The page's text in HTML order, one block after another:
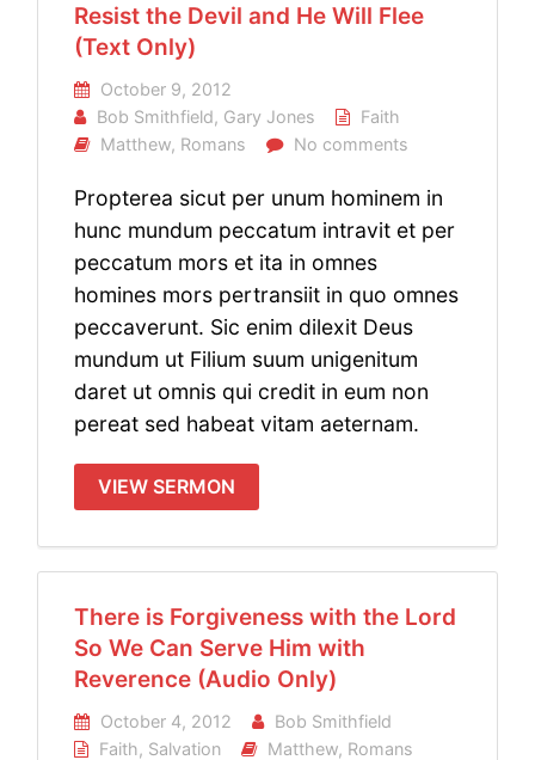
Resist the Devil and He Will Flee
(Text Only)
October 9, 2012
Bob Smithfield, Gary Jones
Faith
Matthew, Romans No comments
Propterea sicut per unum hominem in
hunc mundum peccatum intravit et per
peccatum mors et ita in omnes
homines mors pertransiit in quo omnes
peccaverunt. Sic enim dilexit Deus
mundum ut Filium suum unigenitum
daret ut omnis qui credit in eum non
pereat sed habeat vitam aeternam.
VIEW SERMON
There is Forgiveness with the Lord
So We Can Serve Him with
Reverence (Audio Only)
October 4, 2012
Bob Smithfield
Faith, Salvation Matthew, Romans